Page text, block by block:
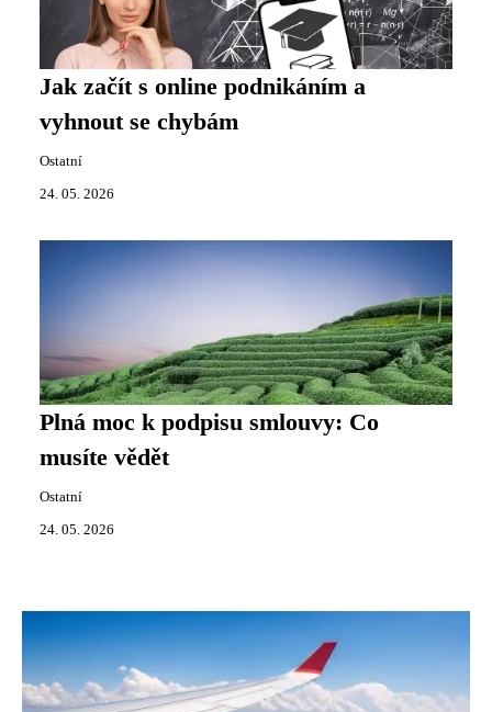
Jak začít s online podnikáním a
vyhnout se chybám
Ostatní
24. 05. 2026
Plná moc k podpisu smlouvy: Co
musíte vědět
Ostatní
24. 05. 2026